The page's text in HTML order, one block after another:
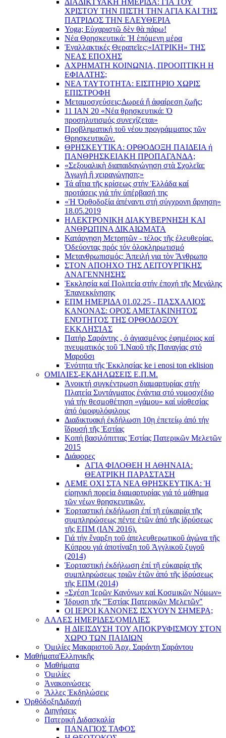
ΧΡΙΣΤΟΥ ΤΗΝ ΠΙΣΤΗ ΤΗΝ ΑΓΙΑ ΚΑΙ ΤΗΣ
ΠΑΤΡΙΔΟΣ ΤΗΝ ΕΛΕΥΘΕΡΙΑ
Yoga; Εὐχαριστῶ δὲν θὰ πάρω!
Νέα Θρησκευτικά: Ἡ ἑπόμενη μέρα
Ἐναλλακτικές Θεραπεῖες:«ΙΑΤΡΙΚΗ» ΤΗΣ
ΝΕΑΣ ΕΠΟΧΗΣ
ΑΧΡΗΜΑΤΗ ΚΟΙΝΩΝΙΑ, ΠΡΟΟΠΤΙΚΗ Η
ΕΦΙΑΛΤΗΣ;
ΝΕΑ ΤΑΥΤΟΤΗΤΑ: ΕΙΣΙΤΗΡΙΟ ΧΩΡΙΣ
ΕΠΙΣΤΡΟΦΗ
Μεταμοσχεύσεις:Δωρεά ἤ ἀφαίρεση ζωῆς;
11 ΙΑΝ 20 «Νέα θρησκευτικά: Ὁ
προσηλυτισμός συνεχίζεται»
Προβληματική τοῦ νέου προγράμματος τῶν
Θρησκευτικῶν.
ΘΡΗΣΚΕΥΤΙΚΑ: ΟΡΘΟΔΟΞΗ ΠΑΙΔΕΙΑ ή
ΠΑΝΘΡΗΣΚΕΙΑΚΗ ΠΡΟΠΑΓΑΝΔΑ;
«Σεξουαλικὴ διαπαιδαγώγηση στὰ Σχολεῖα:
Ἀγωγὴ ἢ χειραγώγηση;»
Τά αἴτια τῆς κρίσεως στήν Ἑλλάδα καί
προτάσεις γιά τήν ὑπέρβασή της
«Ἡ Ὀρθοδοξία ἀπέναντι στή σύγχρονη ἄρνηση»
18.05.2019
ΗΛΕΚΤΡΟΝΙΚΗ ΔΙΑΚΥΒΕΡΝΗΣΗ ΚΑΙ
ΑΝΘΡΩΠΙΝΑ ΔΙΚΑΙΩΜΑΤΑ
Κατάργηση Μετρητῶν - τέλος τῆς ἐλευθερίας.
Ὁδεύοντας πρός τόν ὁλοκληρωτισμό
Μετανθρωπισμός: Ἀπειλή για τὸν Ἂνθρωπο
ΣΤΟΝ ΑΠΟΗΧΟ ΤΗΣ ΛΕΙΤΟΥΡΓΙΚΗΣ
ΑΝΑΓΕΝΝΗΣΗΣ
Ἐκκλησία καί Πολιτεία στήν ἐποχή τῆς Μεγάλης
Ἐπανεκκίνησης
ΕΠΜ ΗΜΕΡΙΔΑ 01.02.25 - ΠΑΣΧΑΛΙΟΣ
ΚΑΝΟΝΑΣ: ΟΡΟΣ ΑΜΕΤΑΚΙΝΗΤΟΣ
ΕΝΌΤΗΤΟΣ ΤΗΣ ΟΡΘΟΔΟΞΟΥ
ΕΚΚΛΗΣΊΑΣ
Πατήρ Σαράντης , ὁ ἁγιασμένος ἐφημέριος καί
πνευματικός τοῦ Ἱ.Ναοῦ τῆς Παναγίας στό
Μαροῦσι
Ἑνότητα τῆς Ἐκκλησίας ke i enosi ton eklision
ΟΜΙΛΙΕΣ-ΕΚΔΗΛΩΣΕΙΣ Ε.Π.Μ.
Ἀνοικτή συγκέντρωση διαμαρτυρίας στήν
Πλατεία Συντάγματος ἐνάντια στό νομοσχέδιο
γιά τήν θεσμοθέτηση «γάμου» καί υἱοθεσίας
ἀπό ὁμοφυλόφιλους
Διαδικτυακή ἐκδήλωση 10ῃ ἐπετείῳ ἀπό τήν
ἵδρυσή τῆς Ἑστίας
Κοπή βασιλόπιττας Ἑστίας Πατερικῶν Μελετῶν
2015
Διάφορες
ΑΓΙΑ ΦΙΛΟΘΕΗ Η ΑΘΗΝΑΙΑ:
ΘΕΑΤΡΙΚΗ ΠΑΡΑΣΤΑΣΗ
ΛΕΜΕ ΟΧΙ ΣΤΑ ΝΕΑ ΘΡΗΣΚΕΥΤΙΚΑ: Ἡ
εἰρηνική πορεία διαμαρτυρίας γιά τό μάθημα
τῶν νέων θρησκευτικῶν.
Ἑορταστική ἐκδήλωση ἐπί τῇ εὐκαιρίᾳ τῆς
συμπληρώσεως πέντε ἐτῶν ἀπό τῆς ἱδρύσεως
τῆς ΕΠΜ (ΙΑΝ 2016).
Γιά τήν ἔναρξη τοῦ ἀπελευθερωτικοῦ ἀγώνα τῆς
Κύπρου γιά ἀποτίναξη τοῦ Ἀγγλικοῦ ζυγοῦ
(2014)
Ἑορταστική ἐκδήλωση ἐπί τῇ εὐκαιρίᾳ τῆς
συμπληρώσεως τριῶν ἐτῶν ἀπό τῆς ἱδρύσεως
τῆς ΕΠΜ (2014)
«Σχέση Ἱερῶν Κανόνων καί Κοσμικῶν Νόμων»
Ίδρυση τῆς "Ἑστίας Πατερικῶν Μελετῶν"
ΟΙ ΙΕΡΟΙ ΚΑΝΟΝΕΣ ΙΣΧΥΟΥΝ ΣΗΜΕΡΑ;
ΑΛΛΕΣ ΗΜΕΡΙΔΕΣ/ΟΜΙΛΙΕΣ
Η ΔΙΕΙΣΔΥΣΗ ΤΟΥ ΑΠΟΚΡΥΦΙΣΜΟΥ ΣΤΟΝ
ΧΩΡΟ ΤΩΝ ΠΑΙΔΙΩΝ
Ὁμιλίες Μακαριστοῦ Ἀρχ. Σαράντη Σαράντου
ΜαθήματαἙλληνικῆς
Μαθήματα
Ὁμιλίες
Ἀνακοινώσεις
Ἄλλες Ἐκδηλώσεις
ὈρθόδοξηΔιδαχή
Διηγήσεις
Πατερική Διδασκαλία
ΠΑΝΑΓΙΟΣ ΤΑΦΟΣ